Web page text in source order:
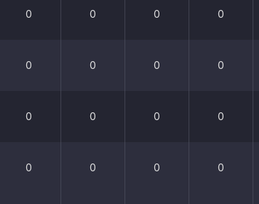
0 0 0 0
0 0 0 0
0 0 0 0
0 0 0 0